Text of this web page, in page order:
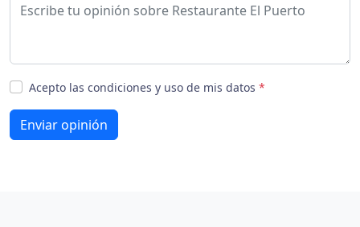
Acepto las condiciones y uso de mis datos *
Enviar opinión